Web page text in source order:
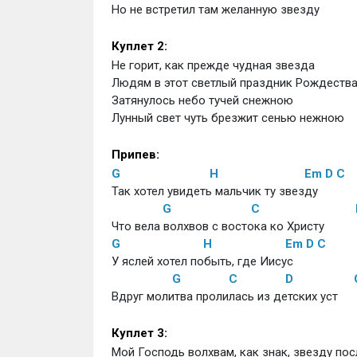
Но не встретил там желанную звезду
Куплет 2:
Не горит, как прежде чудная звезда
Людям в этот светлый праздник Рождества
Затянулось небо тучей снежною
Лунный свет чуть брезжит сенью нежною
Припев:
G
H Em D C
Так хотел увидеть мальчик ту звезду
G
C
Что вела волхвов с востока ко Христу
G
H Em D C
У яслей хотел побыть, где Иисус
G
C D
Вдруг молитва пролилась из детских уст
Куплет 3:
Мой Господь волхвам, как знак, звезду